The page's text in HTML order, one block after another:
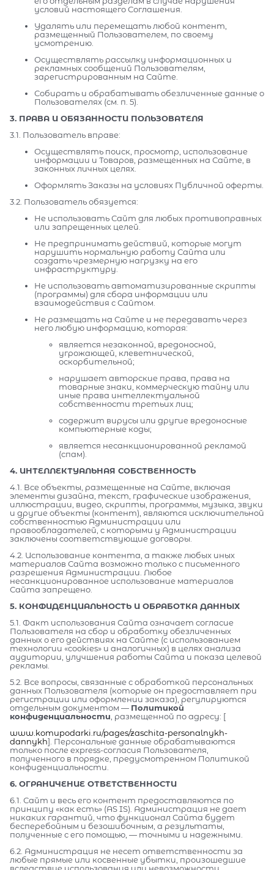
условий настоящего Соглашения.
Удалять или перемещать любой контент,
размещенный Пользователем, по своему
усмотрению.
Осуществлять рассылку информационных и
рекламных сообщений Пользователям,
зарегистрированным на Сайте.
Собирать и обрабатывать обезличенные данные о
Пользователях (см. п. 5).
3. ПРАВА И ОБЯЗАННОСТИ ПОЛЬЗОВАТЕЛЯ
3.1. Пользователь вправе:
Осуществлять поиск, просмотр, использование
информации и Товаров, размещенных на Сайте, в
законных личных целях.
Оформлять Заказы на условиях Публичной оферты.
3.2. Пользователь обязуется:
Не использовать Сайт для любых противоправных
или запрещенных целей.
Не предпринимать действий, которые могут
нарушить нормальную работу Сайта или
создать чрезмерную нагрузку на его
инфраструктуру.
Не использовать автоматизированные скрипты
(программы) для сбора информации или
взаимодействия с Сайтом.
Не размещать на Сайте и не передавать через
него любую информацию, которая:
является незаконной, вредоносной,
угрожающей, клеветнической,
оскорбительной;
нарушает авторские права, права на
товарные знаки, коммерческую тайну или
иные права интеллектуальной
собственности третьих лиц;
содержит вирусы или другие вредоносные
компьютерные коды;
является несанкционированной рекламой
(спам).
4. ИНТЕЛЛЕКТУАЛЬНАЯ СОБСТВЕННОСТЬ
4.1. Все объекты, размещенные на Сайте, включая
элементы дизайна, текст, графические изображения,
иллюстрации, видео, скрипты, программы, музыка, звуки
и другие объекты (контент), являются исключительной
собственностью Администрации или
правообладателей, с которыми у Администрации
заключены соответствующие договоры.
4.2. Использование контента, а также любых иных
материалов Сайта возможно только с письменного
разрешения Администрации. Любое
несанкционированное использование материалов
Сайта запрещено.
5. КОНФИДЕНЦИАЛЬНОСТЬ И ОБРАБОТКА ДАННЫХ
5.1. Факт использования Сайта означает согласие
Пользователя на сбор и обработку обезличенных
данных о его действиях на Сайте (с использованием
технологии «cookies» и аналогичных) в целях анализа
аудитории, улучшения работы Сайта и показа целевой
рекламы.
5.2. Все вопросы, связанные с обработкой персональных
данных Пользователя (которые он предоставляет при
регистрации или оформлении заказа), регулируются
отдельным документом — Политикой
конфиденциальности , размещенной по адресу: [
www.komupodarki.ru/pages/zaschita-personalnykh-
dannykh]. Персональные данные обрабатываются
только после express-согласия Пользователя,
полученного в порядке, предусмотренном Политикой
конфиденциальности.
6. ОГРАНИЧЕНИЕ ОТВЕТСТВЕННОСТИ
6.1. Сайт и весь его контент предоставляются по
принципу «как есть» (AS IS). Администрация не дает
никаких гарантий, что функционал Сайта будет
бесперебойным и безошибочным, а результаты,
полученные с его помощью, — точными и надежными.
6.2. Администрация не несет ответственности за
любые прямые или косвенные убытки, произошедшие